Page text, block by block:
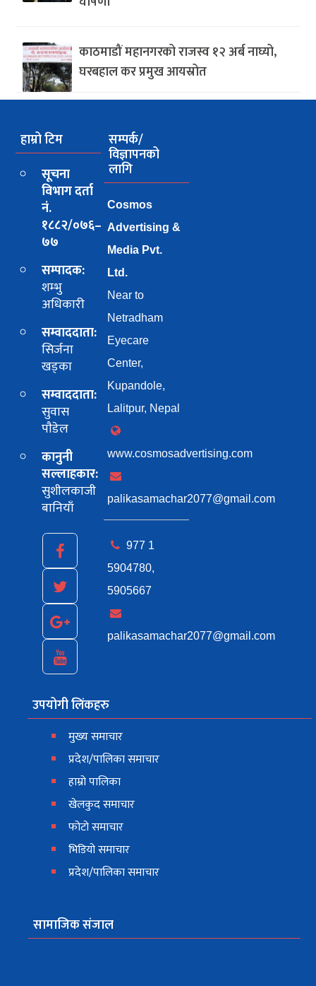
काठमाडौं महानगरको राजस्व १२ अर्ब नाघ्यो,
घरबहाल कर प्रमुख आयस्रोत
हाम्रो टिम
सूचना
विभाग दर्ता
नं.
१८८२/०७६–
७७
सम्पादक:
शम्भु
अधिकारी
सम्वाददाता:
सिर्जना
खड्का
सम्वाददाता:
सुवास
पाैडेल
कानुनी
सल्लाहकार:
सुशीलकाजी
बानियाँ
सम्पर्क/
विज्ञापनको
लागि
Cosmos
Advertising &
Media Pvt.
Ltd.
Near to
Netradham
Eyecare
Center,
Kupandole,
Lalitpur, Nepal
www.cosmosadvertising.com
palikasamachar2077@gmail.com
977 1
5904780,
5905667
palikasamachar2077@gmail.com
उपयोगी लिंकहरु
मुख्य समाचार
प्रदेश/पालिका समाचार
हाम्रो पालिका
खेलकुद समाचार
फोटो समाचार
भिडियो समाचार
प्रदेश/पालिका समाचार
सामाजिक संजाल